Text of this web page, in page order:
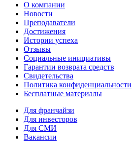
О компании
Новости
Преподаватели
Достижения
Истории успеха
Отзывы
Социальные инициативы
Гарантии возврата средств
Свидетельства
Политика конфиденциальности
Бесплатные материалы
Для франчайзи
Для инвесторов
Для СМИ
Вакансии